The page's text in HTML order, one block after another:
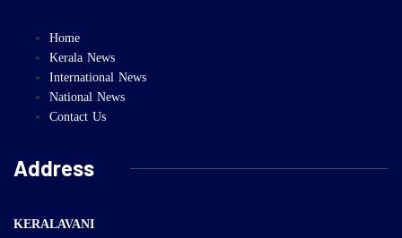
Home
Kerala News
International News
National News
Contact Us
Address
KERALAVANI